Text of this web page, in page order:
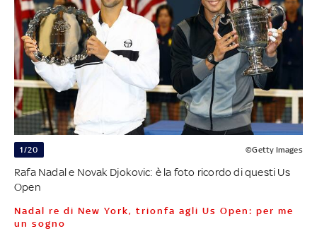
1/20 ©Getty Images
Rafa Nadal e Novak Djokovic: è la foto ricordo di questi Us
Open
Nadal re di New York, trionfa agli Us Open: per me
un sogno